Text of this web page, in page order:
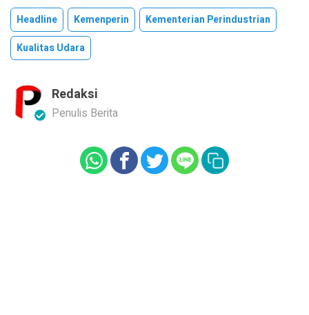
Headline Kemenperin
Kementerian Perindustrian
Kualitas Udara
Redaksi
Penulis Berita